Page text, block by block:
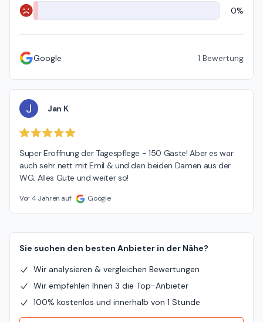
Negativ 0%
Google 1 Bewertung
J Jan K
Super Eröffnung der Tagespflege - 150 Gäste! Aber es war
auch sehr nett mit Emil & und den beiden Damen aus der
WG. Alles Gute und weiter so!
Vor 4 Jahren auf Google
Sie suchen den besten Anbieter in der Nähe?
Wir analysieren & vergleichen Bewertungen
Wir empfehlen Ihnen 3 die Top-Anbieter
100% kostenlos und innerhalb von 1 Stunde